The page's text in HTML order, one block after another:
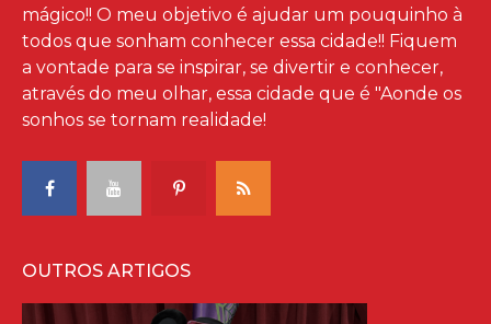
mágico!! O meu objetivo é ajudar um pouquinho à
todos que sonham conhecer essa cidade!! Fiquem
a vontade para se inspirar, se divertir e conhecer,
através do meu olhar, essa cidade que é "Aonde os
sonhos se tornam realidade!
OUTROS ARTIGOS